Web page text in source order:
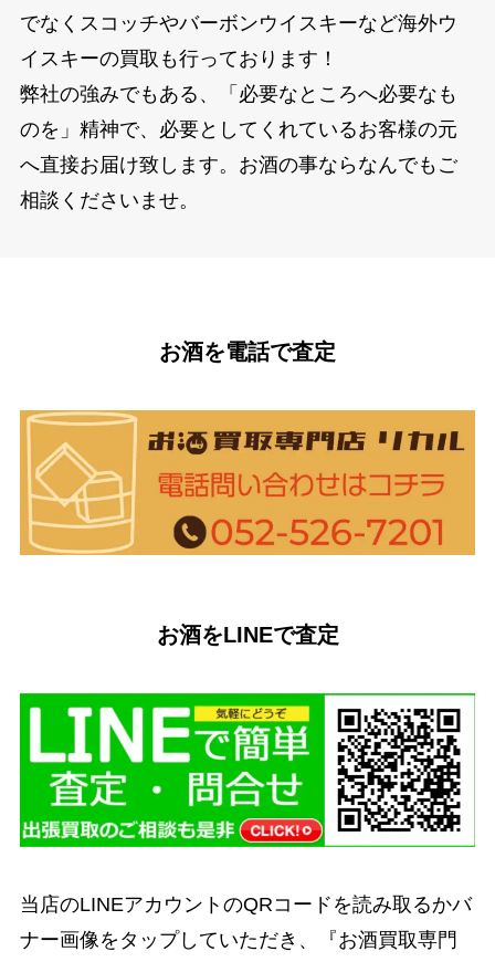
でなくスコッチやバーボンウイスキーなど海外ウ
イスキーの買取も行っております！
弊社の強みでもある、「必要なところへ必要なも
のを」精神で、必要としてくれているお客様の元
へ直接お届け致します。お酒の事ならなんでもご
相談くださいませ。
お酒を電話で査定
お酒をLINEで査定
当店のLINEアカウントのQRコードを読み取るかバ
ナー画像をタップしていただき、『お酒買取専門